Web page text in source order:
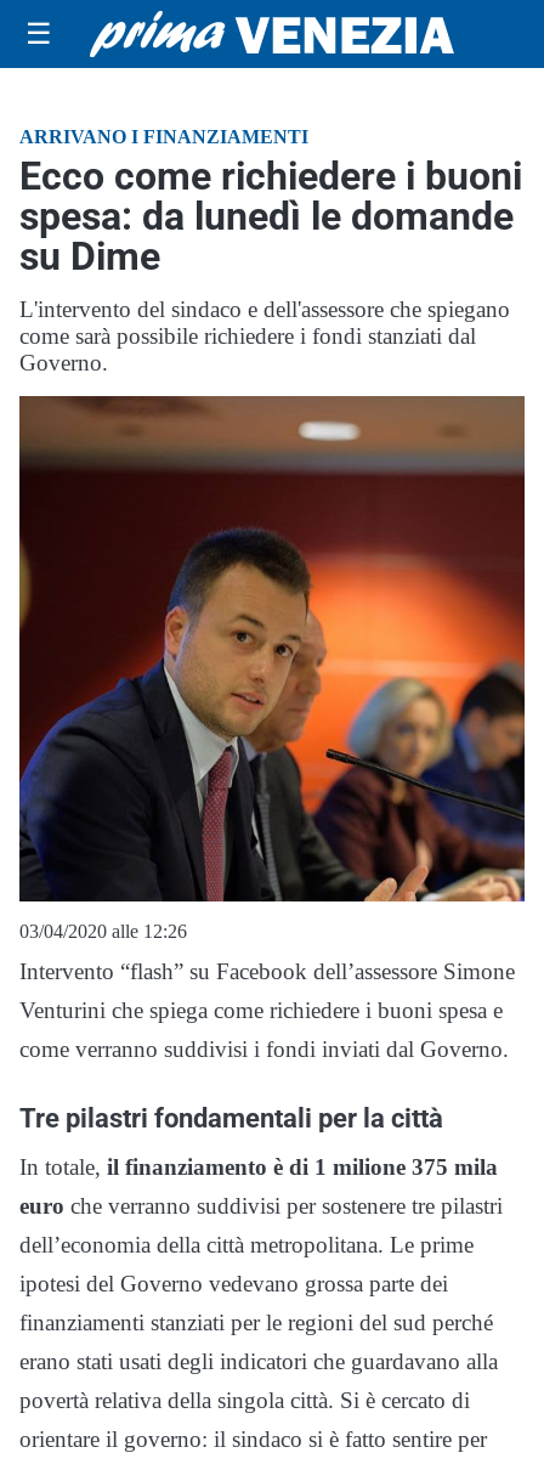
☰
ARRIVANO I FINANZIAMENTI
Ecco come richiedere i buoni
spesa: da lunedì le domande
su Dime
L'intervento del sindaco e dell'assessore che spiegano
come sarà possibile richiedere i fondi stanziati dal
Governo.
03/04/2020 alle 12:26
Intervento “flash” su Facebook dell’assessore Simone
Venturini che spiega come richiedere i buoni spesa e
come verranno suddivisi i fondi inviati dal Governo.
Tre pilastri fondamentali per la città
In totale, il finanziamento è di 1 milione 375 mila
euro che verranno suddivisi per sostenere tre pilastri
dell’economia della città metropolitana. Le prime
ipotesi del Governo vedevano grossa parte dei
finanziamenti stanziati per le regioni del sud perché
erano stati usati degli indicatori che guardavano alla
povertà relativa della singola città. Si è cercato di
orientare il governo: il sindaco si è fatto sentire per